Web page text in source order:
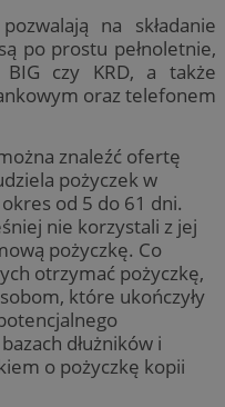
na składanie
po prostu pełnoletnie,
czy KRD, a także
oraz telefonem
znaleźć ofertę
pożyczek w
od 5 do 61 dni.
nie korzystali z jej
pożyczkę. Co
otrzymać pożyczkę,
które ukończyły
dłużników i
o pożyczkę kopii